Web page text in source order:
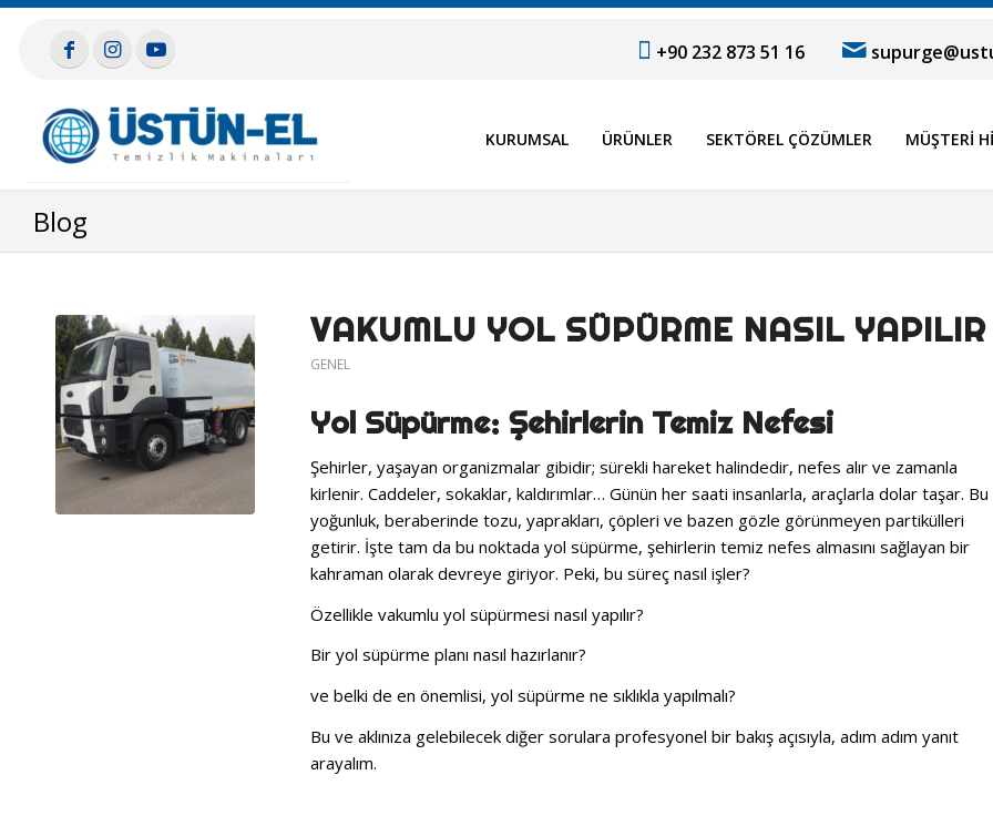
+90 232 873 51 16
KURUMSAL ÜRÜNLER SEKTÖREL ÇÖZÜMLER MÜŞTERI
Blog
VAKUMLU YOL SÜPÜRME NASIL YAPILIR
GENEL
Yol Süpürme: Şehirlerin Temiz Nefesi
Şehirler, yaşayan organizmalar gibidir; sürekli hareket halindedir, nefes alır ve zamanla
kirlenir. Caddeler, sokaklar, kaldırımlar… Günün her saati insanlarla, araçlarla dolar taşar. Bu
yoğunluk, beraberinde tozu, yaprakları, çöpleri ve bazen gözle görünmeyen partikülleri
getirir. İşte tam da bu noktada yol süpürme, şehirlerin temiz nefes almasını sağlayan bir
kahraman olarak devreye giriyor. Peki, bu süreç nasıl işler?
Özellikle vakumlu yol süpürmesi nasıl yapılır?
Bir yol süpürme planı nasıl hazırlanır?
ve belki de en önemlisi, yol süpürme ne sıklıkla yapılmalı?
Bu ve aklınıza gelebilecek diğer sorulara profesyonel bir bakış açısıyla, adım adım yanıt
arayalım.